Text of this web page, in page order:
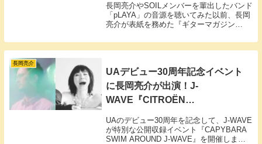
長岡亮介やSOILメンバーを輩出したバンド
「pLAYA」の音源を聴いてみた以前、長岡
亮介が表紙を務めた『ギターマガジン
しました。交流のあるミュージシャンから
のメッセージコーナーにて、椎名林檎の実
長岡亮介
UAデビュー30周年記念イベント
に長岡亮介が出演！J-
WAVE『CITROËN
が実現
UAのデビュー30周年を記念して、J-WAVE
が特別な公開収録イベント『CAPYBARA
SWIM AROUND J-WAVE』を開催しま